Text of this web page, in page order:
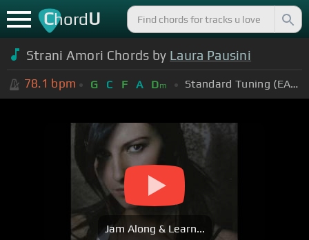
ChordU
Strani Amori Chords by Laura Pausini
78.1 bpm G C F A Dm Standard Tuning (EADGBE)
Jam Along & Learn...